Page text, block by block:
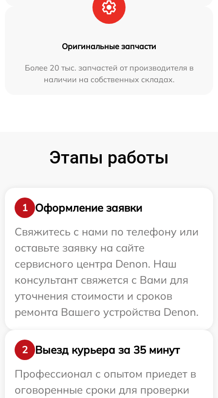
Оригинальные запчасти
Более 20 тыс. запчастей от производителя в
наличии на собственных складах.
Этапы работы
1
Оформление заявки
Свяжитесь с нами по телефону или
оставьте заявку на сайте
сервисного центра Denon. Наш
консультант свяжется с Вами для
уточнения стоимости и сроков
ремонта Вашего устройства Denon.
2
Выезд курьера за 35 минут
Профессионал с опытом приедет в
оговоренные сроки для проверки